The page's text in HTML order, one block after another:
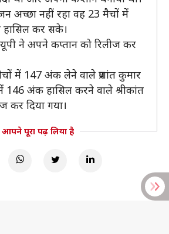
अच्छा नहीं रहा वह 23 मैचों में
कर सके।
ने अपने कप्तान को रिलीज कर
में 147 अंक लेने वाले प्रशांत कुमार
146 अंक हासिल करने वाले श्रीकांत
कर दिया गया।
आपने पूरा पढ़ लिया है